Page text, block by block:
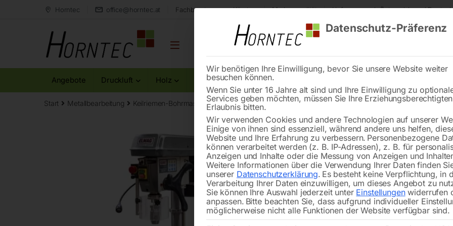
Horntec office@horntec.at Fachberatung aus Kärnten Markenqualität Lieferung nach Österreich und
Angebote Druckluft Holz Metall Reinigung
Start Metallbearbeitung Keilriemen-Bohrmaschinen Elmag Keilriemen-Tischbohrmaschine Modell KBM 25 TN
🔍
Elmag Keilriemen-
Datenschutz-Präferenz
Wir benötigen Ihre Einwilligung, bevor Sie unsere Website weiter
besuchen können.
Wenn Sie unter 16 Jahre alt sind und Ihre Einwilligung zu
Services geben möchten, müssen Sie Ihre
Erlaubnis bitten.
Wir verwenden Cookies und andere Technologien auf unserer
Einige von ihnen sind essenziell, während andere uns helfen,
Website und Ihre Erfahrung zu verbessern. Personenbezogene
können verarbeitet werden (z. B. IP-Adressen), z. B. für
Anzeigen und Inhalte oder die Messung von Anzeigen und
Weitere Informationen über die Verwendung Ihrer Daten finden
unserer Datenschutzerklärung. Es besteht keine Verpflichtung, in
Verarbeitung Ihrer Daten einzuwilligen, um dieses Angebot zu
Sie können Ihre Auswahl jederzeit unter Einstellungenwiderrufen
anpassen. Bitte beachten Sie, dass aufgrund individueller
möglicherweise nicht alle Funktionen der Website verfügbar sind.